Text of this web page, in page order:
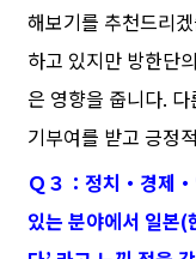
해보기를 추천드리
하고 있지만 방한단
은 영향을 줍니다.
기부여를 받고 긍정
Ｑ３：정치・경제
있는 분야에서 일본(